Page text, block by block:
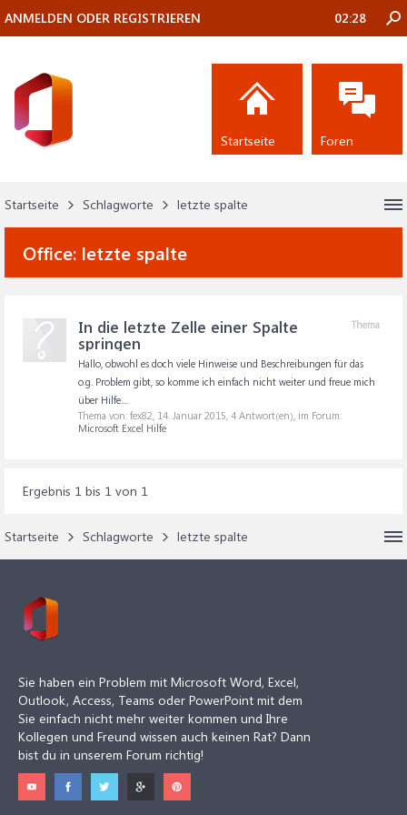
Startseite Schlagworte letzte spalte
Office: letzte spalte
Thema
In die letzte Zelle einer Spalte
springen
Hallo, obwohl es doch viele Hinweise und Beschreibungen für das
o.g. Problem gibt, so komme ich einfach nicht weiter und freue mich
über Hilfe....
Thema von: fex82, 14. Januar 2015, 4 Antwort(en), im Forum:
Microsoft Excel Hilfe
Ergebnis 1 bis 1 von 1
Startseite Schlagworte letzte spalte
ANMELDEN ODER REGISTRIEREN 02:28
Startseite Foren
Sie haben ein Problem mit Microsoft Word, Excel,
Outlook, Access, Teams oder PowerPoint mit dem
Sie einfach nicht mehr weiter kommen und Ihre
Kollegen und Freund wissen auch keinen Rat? Dann
bist du in unserem Forum richtig!